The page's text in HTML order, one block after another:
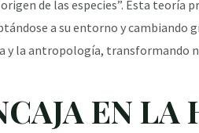
de las especies”. Esta teoría
a su entorno y cambiando
y la antropología, transformando
EN